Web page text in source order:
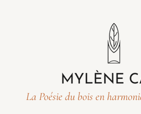
La Poésie du bois en